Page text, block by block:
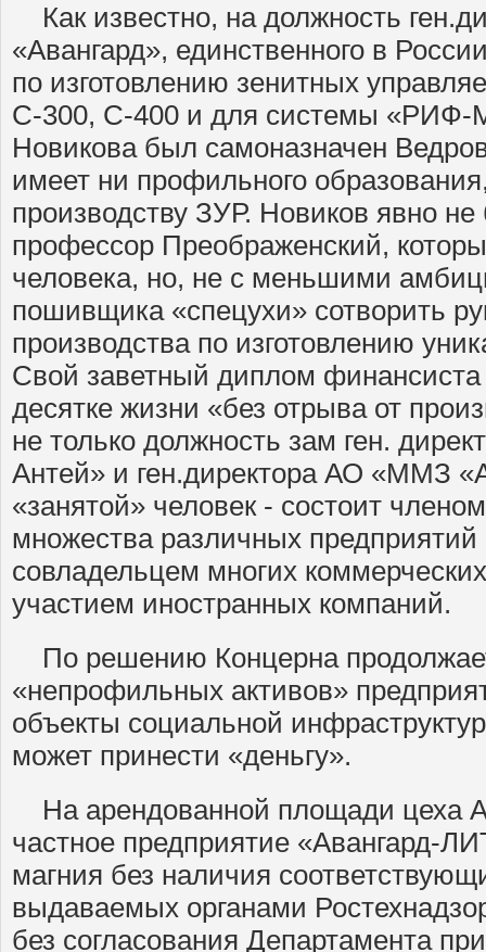
Как известно, на должность
«Авангард», единственного в
по изготовлению зенитных
С-300, С-400 и для системы «РИФ-
Новикова был самоназначен
имеет ни профильного
производству ЗУР. Новиков явно не
профессор Преображенский,
человека, но, не с меньшими
пошивщика «спецухи» сотворить
производства по изготовлению
Свой заветный диплом
десятке жизни «без отрыва от
не только должность зам ген.
Антей» и ген.директора АО «ММЗ
«занятой» человек - состоит
множества различных предприятий
совладельцем многих
участием иностранных компаний.
По решению Концерна
«непрофильных активов»
объекты социальной
может принести «деньгу».
На арендованной площади цеха
частное предприятие «Авангард-
магния без наличия
выдаваемых органами
без согласования Департамента